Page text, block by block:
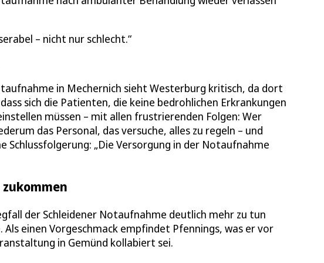
– nicht nur schlecht.
in Mechernich sieht Westerburg kritisch, da dort
sich die Patienten, die keine bedrohlichen Erkrankungen
müssen – mit allen frustrierenden Folgen: Wer
das Personal, das versuche, alles zu regeln – und
„Die Versorgung in der Notaufnahme
der Schleidener Notaufnahme deutlich mehr zu tun
einen Vorgeschmack empfindet Pfennings, was er vor
in Gemünd kollabiert sei.